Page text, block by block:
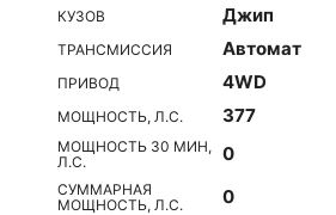
КУЗОВ Джип
ТРАНСМИССИЯ Автомат
ПРИВОД 4WD
МОЩНОСТЬ, Л.С. 377
МОЩНОСТЬ 30 МИН,
Л.С.
0
СУММАРНАЯ
МОЩНОСТЬ, Л.С.
0